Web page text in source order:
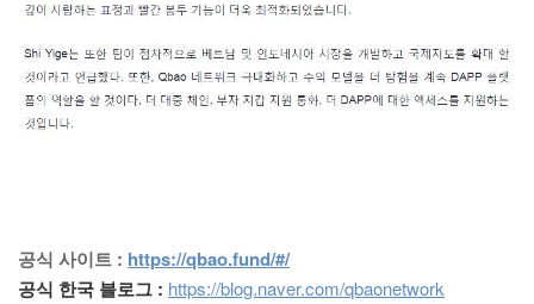
공식 사이트 : https://qbao.fund/#/
공식 한국 블로그 : https://blog.naver.com/qbaonetwork